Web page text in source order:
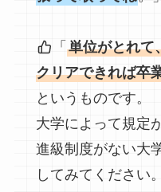
「単位がとれて
クリアできれば卒
というものです。
大学によって規定
進級制度がない大
してみてください。